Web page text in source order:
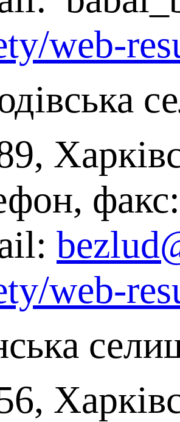
web-
web-